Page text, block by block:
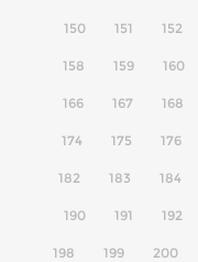
150 151 152
158 159 160
166 167 168
174 175 176
182 183 184
190 191 192
198 199 200